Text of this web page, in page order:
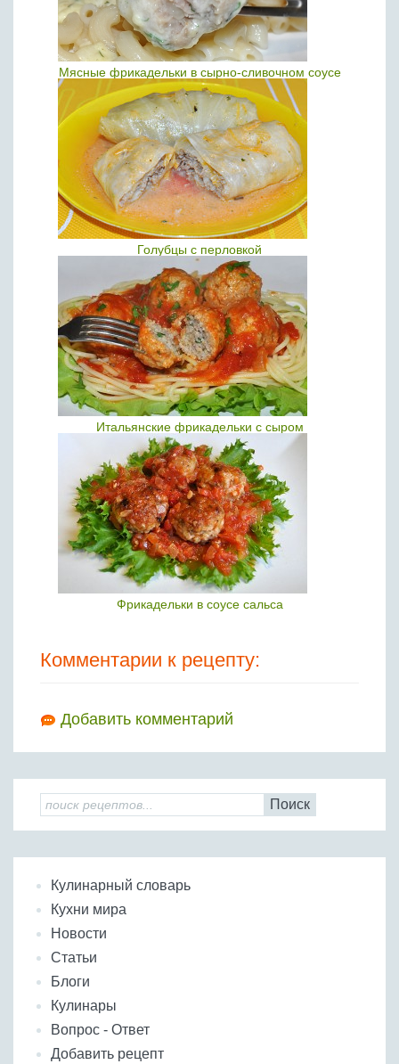
Мясные фрикадельки в сырно-сливочном соусе
Голубцы с перловкой
Итальянские фрикадельки с сыром
Фрикадельки в соусе сальса
Комментарии к рецепту:
Добавить комментарий
Поиск
Кулинарный словарь
Кухни мира
Новости
Статьи
Блоги
Кулинары
Вопрос - Ответ
Добавить рецепт